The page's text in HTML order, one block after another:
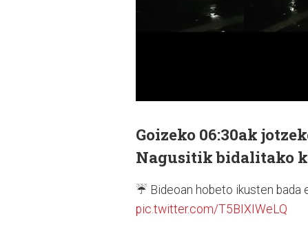
Goizeko 06:30ak
Nagusitik bidalitako
☔️ Bideoan hobeto ikusten bada
pic.twitter.com/T5BIXIWeLQ